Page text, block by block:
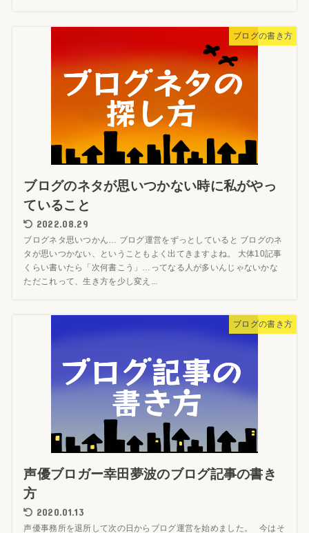
ブログの書き方
ブログのネタが思いつかない時に私がやっ
ていること
2022.08.29
ブログネタ思いつかん… ブログ運営をずっとしていると ブログのネ
タが思いつかない、ということもよく出てきますよね。 大体10記事
くらい書いたら「次何書こう」…ってなる人が多いんじゃないかな
ただこれって、生き方を少し変え...
ブログの書き方
声優ブロガー幸田夢波のブログ記事の書き
方
2020.01.13
声優事務所を退所して次の日からブログ運営を始めました。 今はそ